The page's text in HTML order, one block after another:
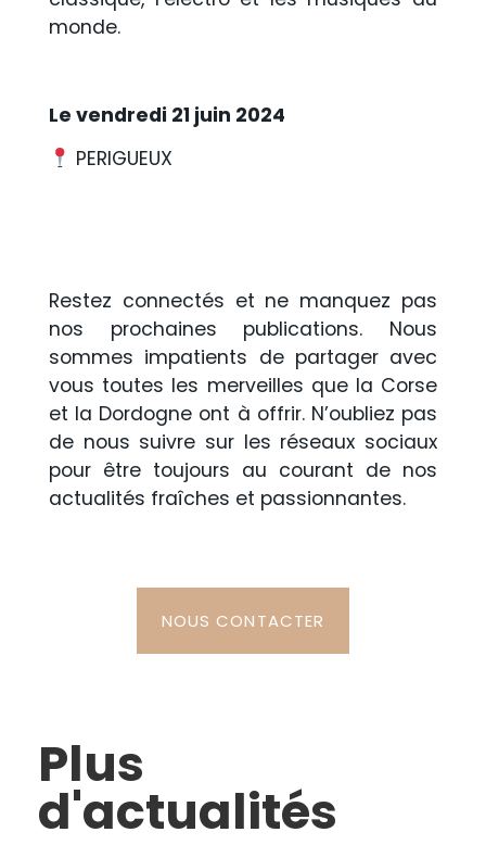
monde.
Le vendredi 21 juin 2024
PERIGUEUX
Restez connectés et ne manquez pas
nos prochaines publications. Nous
sommes impatients de partager avec
vous toutes les merveilles que la Corse
et la Dordogne ont à offrir. N’oubliez pas
de nous suivre sur les réseaux sociaux
pour être toujours au courant de nos
actualités fraîches et passionnantes.
NOUS CONTACTER
Plus
d'actualités